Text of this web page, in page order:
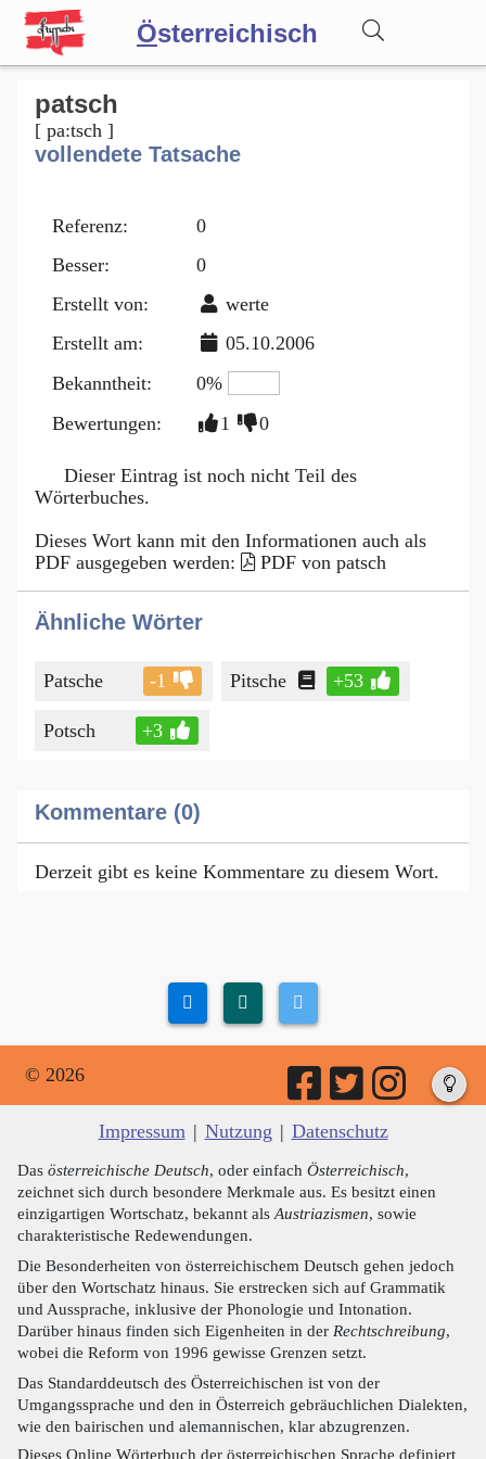
Österreichisch
Wörterbuch
Forum
Blog
patsch
[ pa:tsch ]
vollendete Tatsache
Referenz:
0
Besser:
0
Erstellt von:
werte
Erstellt am:
05.10.2006
Bekanntheit:
0%
Bewertungen:
1 0
Dieser Eintrag ist noch nicht Teil des
Wörterbuches.
Dieses Wort kann mit den Informationen auch als
PDF ausgegeben werden:
PDF von patsch
Ähnliche Wörter
Patsche -1 Pitsche +53
Potsch +3
Kommentare (0)
Derzeit gibt es keine Kommentare zu diesem Wort.
© 2026
Impressum | Nutzung | Datenschutz
Das österreichische Deutsch, oder einfach Österreichisch,
zeichnet sich durch besondere Merkmale aus. Es besitzt einen
einzigartigen Wortschatz, bekannt als Austriazismen, sowie
charakteristische Redewendungen.
Die Besonderheiten von österreichischem Deutsch gehen jedoch
über den Wortschatz hinaus. Sie erstrecken sich auf Grammatik
und Aussprache, inklusive der Phonologie und Intonation.
Darüber hinaus finden sich Eigenheiten in der Rechtschreibung,
wobei die Reform von 1996 gewisse Grenzen setzt.
Das Standarddeutsch des Österreichischen ist von der
Umgangssprache und den in Österreich gebräuchlichen Dialekten,
wie den bairischen und alemannischen, klar abzugrenzen.
Dieses Online Wörterbuch der österreichischen Sprache definiert